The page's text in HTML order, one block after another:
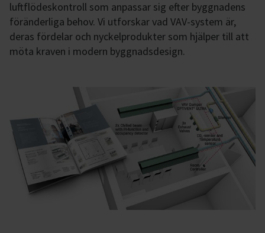
luftflödeskontroll som anpassar sig efter byggnadens
föränderliga behov. Vi utforskar vad VAV-system är,
deras fördelar och nyckelprodukter som hjälper till att
möta kraven i modern byggnadsdesign.